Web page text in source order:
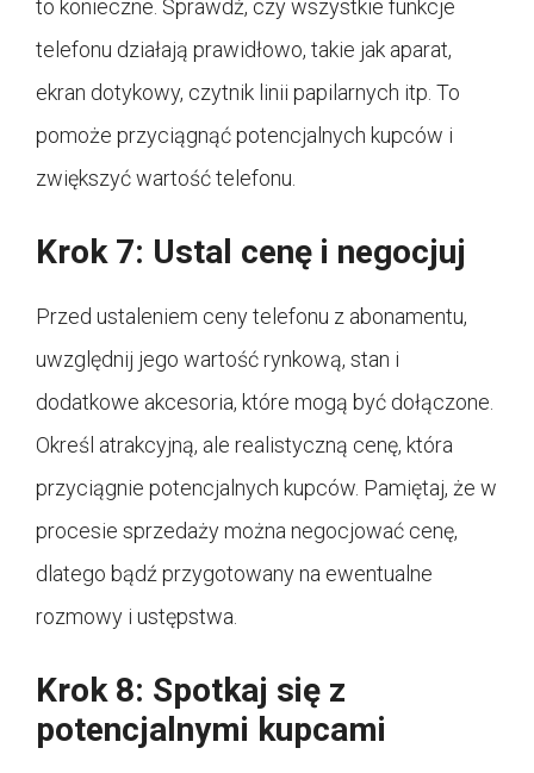
to konieczne. Sprawdź, czy wszystkie funkcje
telefonu działają prawidłowo, takie jak aparat,
ekran dotykowy, czytnik linii papilarnych itp. To
pomoże przyciągnąć potencjalnych kupców i
zwiększyć wartość telefonu.
Krok 7: Ustal cenę i negocjuj
Przed ustaleniem ceny telefonu z abonamentu,
uwzględnij jego wartość rynkową, stan i
dodatkowe akcesoria, które mogą być dołączone.
Określ atrakcyjną, ale realistyczną cenę, która
przyciągnie potencjalnych kupców. Pamiętaj, że w
procesie sprzedaży można negocjować cenę,
dlatego bądź przygotowany na ewentualne
rozmowy i ustępstwa.
Krok 8: Spotkaj się z
potencjalnymi kupcami